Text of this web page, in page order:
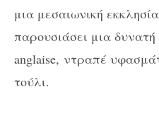
μια μεσαιωνική
παρουσιάσει μια
anglaise, ντραπέ
τούλι.